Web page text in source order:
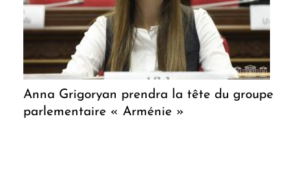
Anna Grigoryan prendra la tête du groupe
parlementaire « Arménie »